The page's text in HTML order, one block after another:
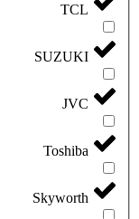
TCL
SUZUKI
JVC
Toshiba
Skyworth